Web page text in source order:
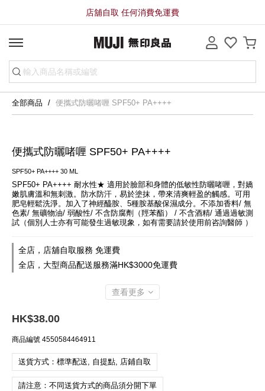
店舖自取 任何消費免運費
全部商品 便攜式防曬啫喱 SPF50+ PA++++
便攜式防曬啫喱 SPF50+ PA++++
SPF50+ PA++++ 30 ML
SPF50+ PA++++ 耐水性★ 適用於臉部和身體的低敏性防曬啫喱，對嬌
嫩肌膚溫和無刺激。防水防汗，易於塗抹，帶來清爽輕盈的觸感。可用
肥皂輕鬆洗淨。加入了神經醯胺、5種胺基酸保濕成分。不添加香料/ 無
色素/ 無礦物油/ 弱酸性/ 不含防腐劑（羥苯酯） / 不含酒精/ 通過過敏測
試（個別人士亦有可能發生過敏現象，如有需要請於使用前咨詢醫師 ）
全店，店舖自取服務 免運費
全店，大型商品配送服務滿HK$3000免運費
查看更多
HK$38.00
商品編號 4550584464911
送貨方式：標準配送, 自提點, 店鋪自取
請注意：不同送貨方式的商品須分開下單